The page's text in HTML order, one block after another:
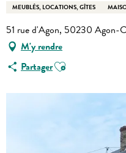
MEUBLÉS, LOCATIONS, GÎTES
51 rue d'Agon, 50230 Agon-
M'y rendre
PartagerAjouter aux favoris